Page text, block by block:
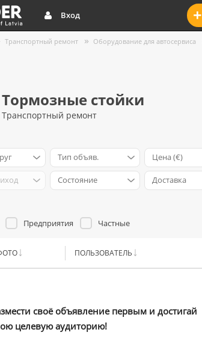
Вход +
Транспортный ремонт Оборудование для автосервиса
Тормозные стойки
Транспортный ремонт
Тип объяв. Цена (€)
Cостояние Доставка
Предприятия Частные
ПОЛЬЗОВАТЕЛЬ
своё объявление первым и достигай
целевую аудиторию!